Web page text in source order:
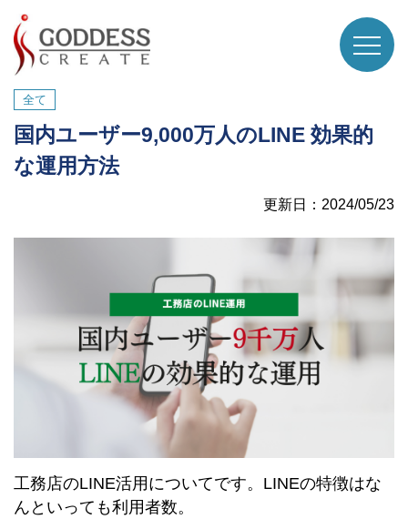
全て
国内ユーザー9,000万人のLINE 効果的
な運用方法
更新日：2024/05/23
工務店のLINE活用についてです。LINEの特徴はな
んといっても利用者数。